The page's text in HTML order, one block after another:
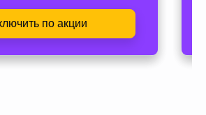
по акции